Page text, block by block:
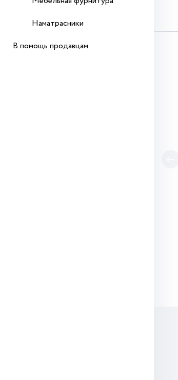
Наматрасники
В помощь продавцам